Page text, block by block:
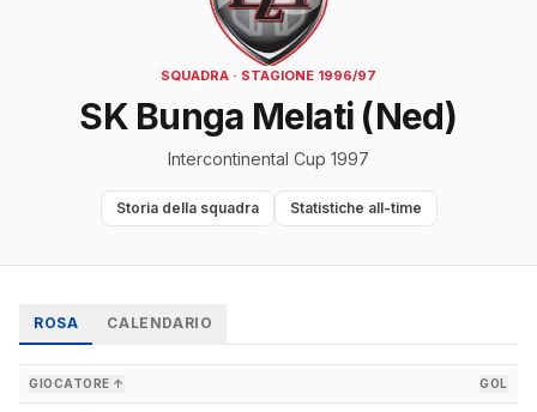
SQUADRA · STAGIONE 1996/97
SK Bunga Melati (Ned)
Intercontinental Cup 1997
Storia della squadra Statistiche all-time
ROSA CALENDARIO
GIOCATORE ↑ GOL